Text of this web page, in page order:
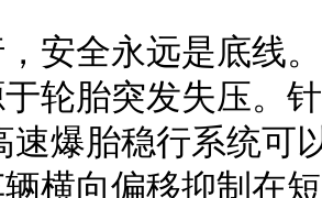
安全永远是底线
轮胎突发失压。
速爆胎稳行系统可
横向偏移抑制在